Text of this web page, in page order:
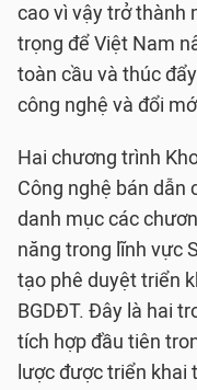
cao vì vậy trở thành
trọng để Việt Nam
toàn cầu và thúc
công nghệ và đổi
Hai chương trình
Công nghệ bán dẫn
danh mục các
năng trong lĩnh vực
tạo phê duyệt triển
BGDĐT. Đây là hai
tích hợp đầu tiên
lược được triển khai